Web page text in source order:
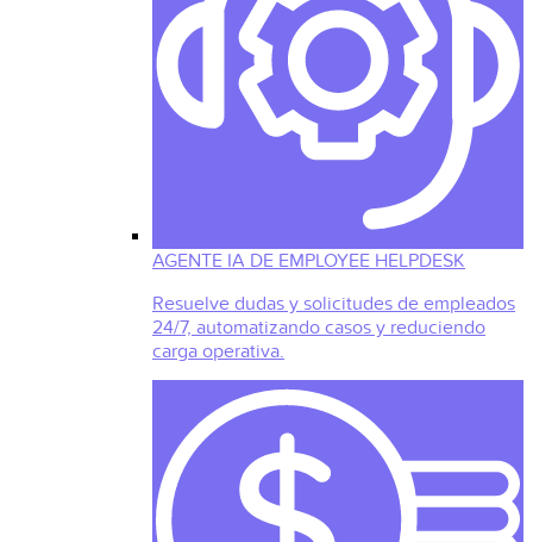
AGENTE IA DE EMPLOYEE HELPDESK
Resuelve dudas y solicitudes de empleados
24/7, automatizando casos y reduciendo
carga operativa.